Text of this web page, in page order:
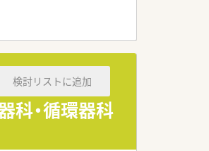
科・循環器科
検討リストに追加